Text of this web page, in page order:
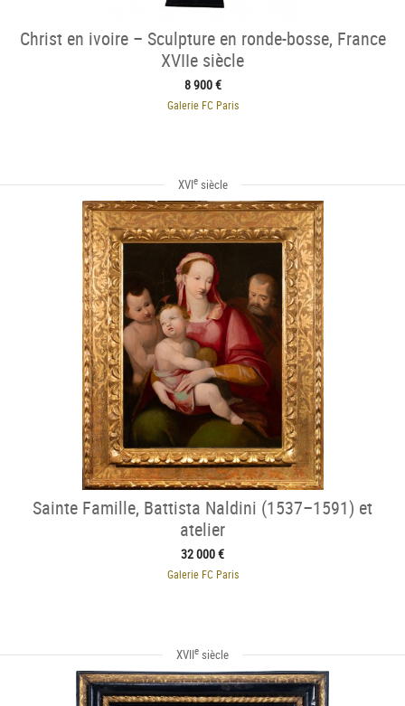
Christ en ivoire – Sculpture en ronde-bosse, France
XVIIe siècle
8 900 €
Galerie FC Paris
XVIesiècle
Sainte Famille, Battista Naldini (1537–1591) et
atelier
32 000 €
Galerie FC Paris
XVIIe siècle